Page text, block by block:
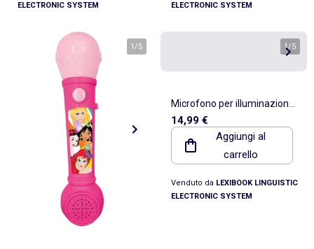
ELECTRONIC SYSTEM
ELECTRONIC SYSTEM
1/5 1/5
Microfono per illuminazione
della casa delle bambole di
Gabby
14,99 €
Aggiungi al
carrello
Venduto da LEXIBOOK LINGUISTIC
ELECTRONIC SYSTEM